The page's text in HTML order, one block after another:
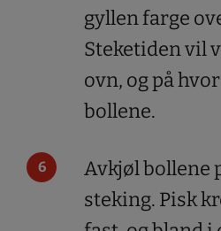
gyllen farge
Steketiden vil
ovn, og på
bollene.
Avkjøl bollene
steking. Pisk